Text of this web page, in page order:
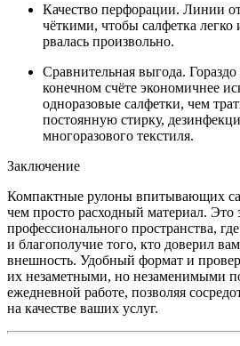
Качество перфорации. Линии
чёткими, чтобы салфетка легко
рвалась произвольно.
Сравнительная выгода.
конечном счёте экономичнее
одноразовые салфетки, чем
постоянную стирку,
многоразового текстиля.
Заключение
Компактные рулоны впитывающих
чем просто расходный материал. Это
профессионального пространства,
и благополучие того, кто доверил
внешность. Удобный формат и
их незаметными, но незаменимыми
ежедневной работе, позволяя
на качестве ваших услуг.